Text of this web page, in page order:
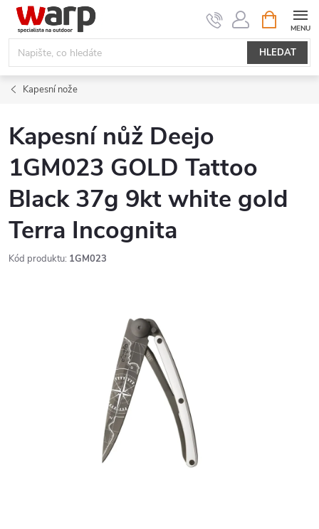
Přejít
obsah
HLEDAT
NÁKUPNÍ
KOŠÍK
Kapesní nože
Kapesní nůž Deejo
1GM023 GOLD Tattoo
Black 37g 9kt white gold
Terra Incognita
Kód produktu: 1GM023